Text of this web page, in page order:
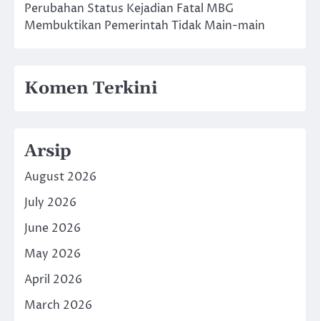
Perubahan Status Kejadian Fatal MBG
Membuktikan Pemerintah Tidak Main-main
Komen Terkini
Arsip
August 2026
July 2026
June 2026
May 2026
April 2026
March 2026